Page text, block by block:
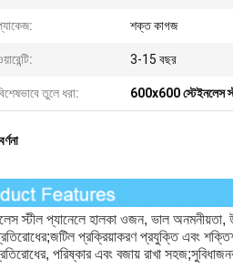
শক্ত কাগজ
3-15 বছর
তুলে ধরা: 600x600 স্টেইনলেস
স্টীল প্যানেলে হালকা ওজন, ভাল অনমনীয়তা,
প্রক্রিয়াকরণ প্রযুক্তি এবং
পরিষ্কার এবং বজায় রাখা